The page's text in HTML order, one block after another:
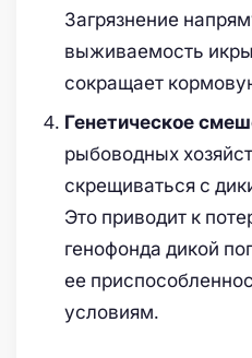
Загрязнение
выживаемость
сокращает
Генетическое
рыбоводных
скрещиваться с
Это приводит к
генофонда дикой
ее
условиям.